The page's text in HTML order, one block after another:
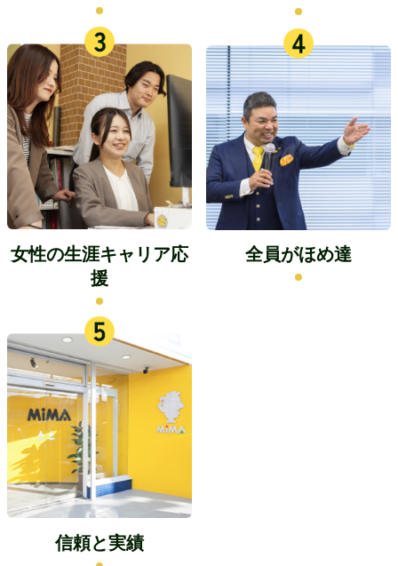
女性の生涯キャリア応
援
全員がほめ達
信頼と実績